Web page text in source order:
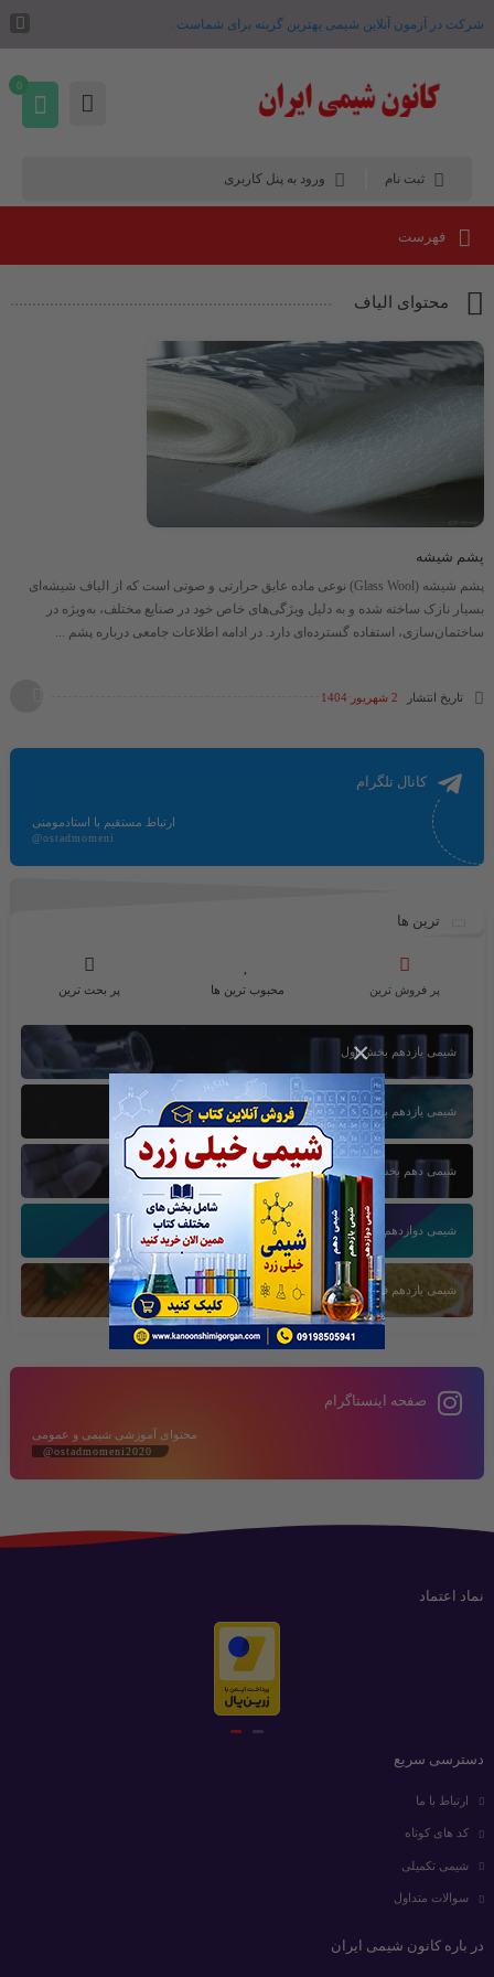
×
شرکت در آزمون آنلاین شیمی بهترین گزینه برای شماست .
ثبت نام ورود به پنل کاربری
0
فهرست
محتوای الیاف
پشم شیشه
پشم شیشه (Glass Wool) نوعی ماده عایق حرارتی و صوتی است که از الیاف شیشه‌ای
بسیار نازک ساخته شده و به دلیل ویژگی‌های خاص خود در صنایع مختلف، به‌ویژه در
ساختمان‌سازی، استفاده گسترده‌ای دارد. در ادامه اطلاعات جامعی درباره پشم ...
تاریخ انتشار 2 شهریور 1404
کانال تلگرام
ارتباط مستقیم با استادمومنی
@ostadmomeni
ترین ها
پر فروش ترین محبوب ترین ها پر بحث ترین
شیمی یازدهم بخش اول
شیمی یازدهم بخش سوم
شیمی دهم بخش اول
شیمی دوازدهم بخش سوم
شیمی یازدهم فصل دوم
صفحه اینستاگرام
محتوای آموزشی شیمی و عمومی
@ostadmomeni2020
نماد اعتماد
دسترسی سریع
ارتباط با ما
کد های کوتاه
شیمی تکمیلی
سوالات متداول
در باره کانون شیمی ایران